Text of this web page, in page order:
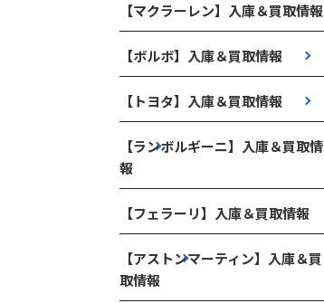
【マクラーレン】入庫＆買取情報
【ボルボ】入庫＆買取情報
【トヨタ】入庫＆買取情報
【ランボルギーニ】入庫＆買取情
報
【フェラーリ】入庫＆買取情報
【アストンマーティン】入庫＆買
取情報